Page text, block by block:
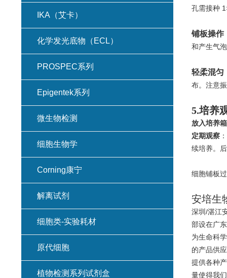
孔需接种
铺板操作
和产生气
轻柔混匀
布。注意
5.培养
放入培养箱
定期观察
续培养。
细胞铺板
安培生
深圳/湛江
部设在广
为生命科
的产品供
提供各种
量使得我
IKA（艾卡）
化学发光底物（ECL）
PROSPEC系列
Epigentek系列
微生物检测
细胞生物学
Corning康宁
解离试剂
细胞类-实验耗材
原代细胞
植物检测系列试剂盒